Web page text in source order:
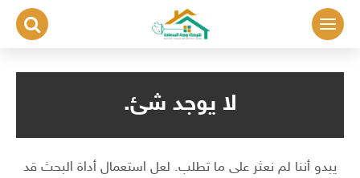
التجاوز
المحتوى
لا يوجد شئ.
يبدو أننا لم نعثر على ما تطلب. لعل استعمال أداة البحث قد